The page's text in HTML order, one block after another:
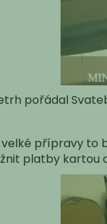
pořádal
přípravy to
platby kartou